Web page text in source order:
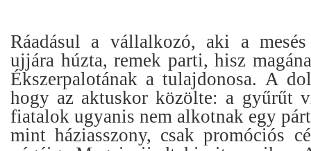
Ráadásul a vállalkozó, aki a
ujjára húzta, remek parti, hisz
Ékszerpalotának a tulajdonosa. A
hogy az aktuskor közölte: a gyűrűt
fiatalok ugyanis nem alkotnak egy
mint háziasszony, csak promóciós